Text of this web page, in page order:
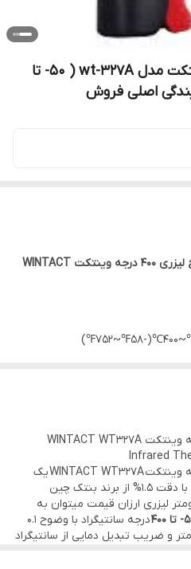
ترمومتر لیزری حرفه ای وینتکت مدل wt-327A ( 50- تا
مشخصات فنی ترمومتر و دماسنج لیزری 400 درجه وینتکت WINTACT
Infrared
ترمومتر و دماسنج لیزری 400 درجه وینتکت WINTACT WT327A یک
ترمومتر لیزری تفنگی ارزان قیمت با دقت 1.5% از برند بنتک چین
لیزری ارزان قیمت میتوان به
400
درجه سانتیگراد با وضوح 0.1
یکدهم ، و فاصله ارزیابی شده 12 متر و ضریب تبدیل دمایی از سانتیگراد